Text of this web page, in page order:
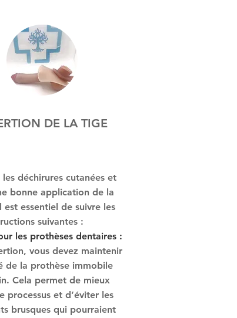
DE LA TIGE
déchirures cutanées et
bonne application de la
est essentiel de suivre les
suivantes :
les prothèses dentaires :
vous devez maintenir
de la prothèse immobile
Cela permet de mieux
processus et d’éviter les
brusques qui pourraient